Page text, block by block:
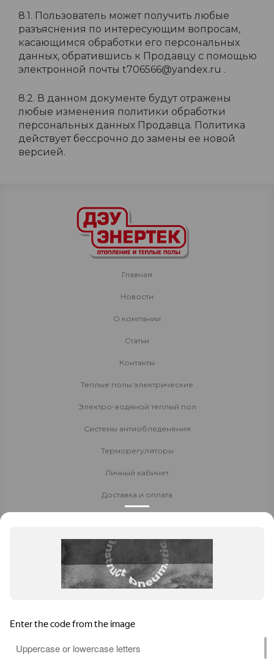
8.1. Пользователь может получить любые
разъяснения по интересующим вопросам,
касающимся обработки его персональных
данных, обратившись к Продавцу с помощью
электронной почты t706566@yandex.ru .
8.2. В данном документе будут отражены
любые изменения политики обработки
персональных данных Продавца. Политика
действует бессрочно до замены ее новой
версией.
Главная
Новости
О компании
Статьи
Контакты
Теплые полы электрические
Электро-водяной теплый пол
Системы антиобледенения
Терморегуляторы
Личный кабинет
Доставка и оплата
Политика конфиденциальности
8 800 700-80-40
Заказать звонок
t706566@yandex.ru